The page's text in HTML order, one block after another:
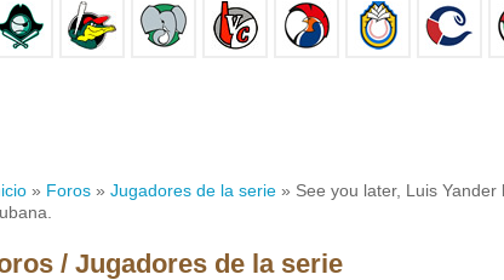
» Foros » Jugadores de la serie » See you later, Luis
/ Jugadores de la serie